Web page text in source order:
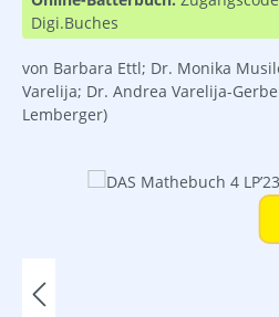
Digi.Buches
von Barbara Ettl; Dr. Monika
Varelija; Dr. Andrea Varelija-
Lemberger)
Bildergalerie überspringen